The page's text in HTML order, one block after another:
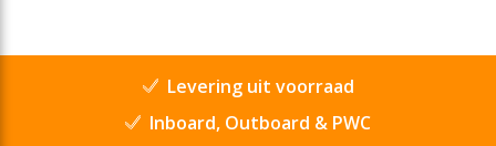
Levering uit voorraad
Inboard, Outboard & PWC